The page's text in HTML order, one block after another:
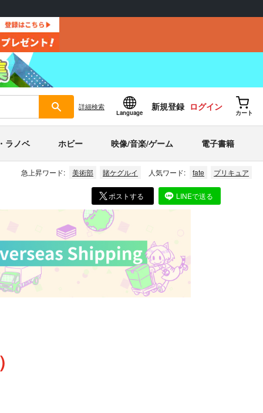
詳細検索
Language
新規登録 ログイン
カート
ラノベ ホビー 映像/音楽/ゲーム 電子書籍
急上昇ワード: 美術部 賭ケグルイ 人気ワード: fate プリキュア
ポストする LINEで送る